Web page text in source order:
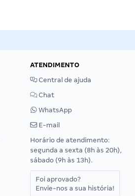
ATENDIMENTO
Central de ajuda
Chat
WhatsApp
E-mail
Horário de atendimento:
segunda a sexta (8h às 20h),
sábado (9h às 13h).
Foi aprovado?
Envie-nos a sua história!